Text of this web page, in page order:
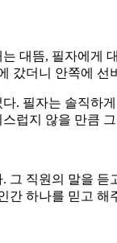
대뜸, 필자에게
갔더니 안쪽에 선
. 필자는 솔직하
럽지 않을 만큼
직원의 말을
하나를 믿고 해